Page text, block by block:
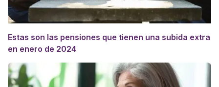
Estas son las pensiones que tienen una subida extra
en enero de 2024